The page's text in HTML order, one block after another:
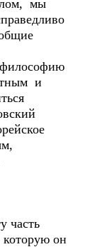
мы
и
часть
которую он